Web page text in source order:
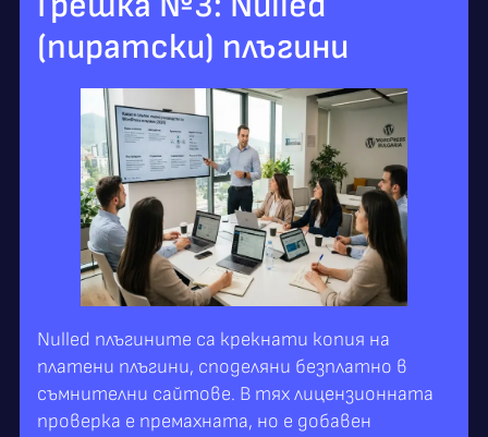
(пиратски) плъгини
Nulled плъгините са крекнати копия на
платени плъгини, споделяни безплатно в
съмнителни сайтове. В тях лицензионната
проверка е премахната, но е добавен